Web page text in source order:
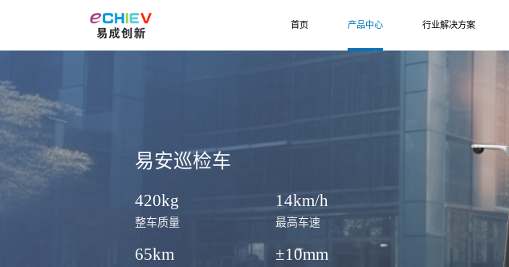
首页 产品中心 行业解决方案
易安巡检车
420kg
整车质量
14km/h
最高车速
65km ±10mm